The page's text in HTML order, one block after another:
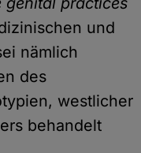
und
nämlich
des
westlicher
behandelt